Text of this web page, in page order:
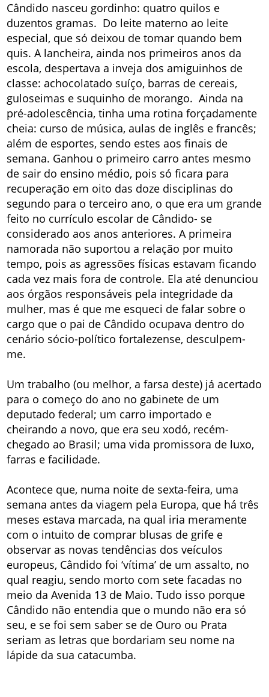
Cândido nasceu gordinho: quatro quilos e
duzentos gramas. Do leite materno ao leite
especial, que só deixou de tomar quando bem
quis. A lancheira, ainda nos primeiros anos da
escola, despertava a inveja dos amiguinhos de
classe: achocolatado suíço, barras de cereais,
guloseimas e suquinho de morango. Ainda na
pré-adolescência, tinha uma rotina forçadamente
cheia: curso de música, aulas de inglês e francês;
além de esportes, sendo estes aos finais de
semana. Ganhou o primeiro carro antes mesmo
de sair do ensino médio, pois só ficara para
recuperação em oito das doze disciplinas do
segundo para o terceiro ano, o que era um grande
feito no currículo escolar de Cândido- se
considerado aos anos anteriores. A primeira
namorada não suportou a relação por muito
tempo, pois as agressões físicas estavam ficando
cada vez mais fora de controle. Ela até denunciou
aos órgãos responsáveis pela integridade da
mulher, mas é que me esqueci de falar sobre o
cargo que o pai de Cândido ocupava dentro do
cenário sócio-político fortalezense, desculpem-
me.
Um trabalho (ou melhor, a farsa deste) já acertado
para o começo do ano no gabinete de um
deputado federal; um carro importado e
cheirando a novo, que era seu xodó, recém-
chegado ao Brasil; uma vida promissora de luxo,
farras e facilidade.
Acontece que, numa noite de sexta-feira, uma
semana antes da viagem pela Europa, que há três
meses estava marcada, na qual iria meramente
com o intuito de comprar blusas de grife e
observar as novas tendências dos veículos
europeus, Cândido foi ‘vítima’ de um assalto, no
qual reagiu, sendo morto com sete facadas no
meio da Avenida 13 de Maio. Tudo isso porque
Cândido não entendia que o mundo não era só
seu, e se foi sem saber se de Ouro ou Prata
seriam as letras que bordariam seu nome na
lápide da sua catacumba.